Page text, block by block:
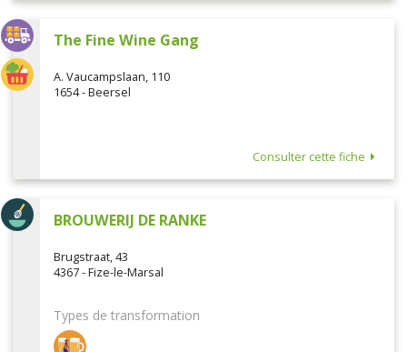
The Fine Wine Gang
A. Vaucampslaan, 110
1654 - Beersel
Consulter cette fiche
BROUWERIJ DE RANKE
Brugstraat, 43
4367 - Fize-le-Marsal
Types de transformation